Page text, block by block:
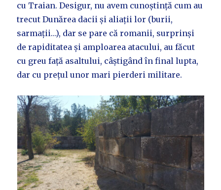
cu Traian. Desigur, nu avem cunoștință cum au
trecut Dunărea dacii și aliații lor (burii,
sarmații…), dar se pare că romanii, surprinși
de rapiditatea și amploarea atacului, au făcut
cu greu față asaltului, câștigând în final lupta,
dar cu prețul unor mari pierderi militare.